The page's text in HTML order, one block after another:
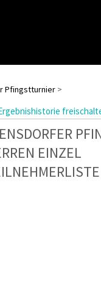
Pfingstturnier >
EINZEL